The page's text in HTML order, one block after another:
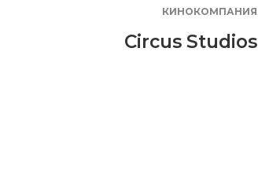
КИНОКОМПАНИЯ
Circus Studios